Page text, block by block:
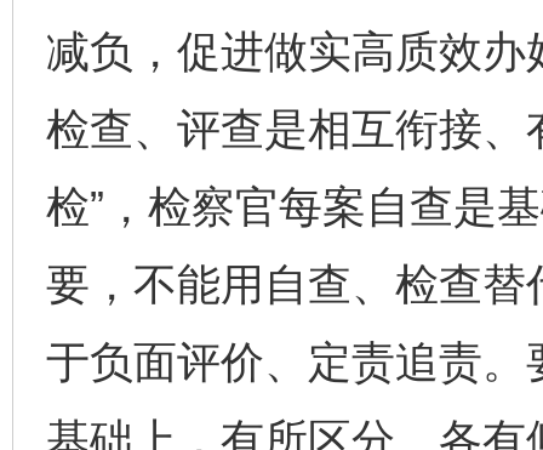
减负，促进做实高质效
检查、评查是相互衔接、
检”，检察官每案自查是
要，不能用自查、检查
于负面评价、定责追责
基础上，有所区分、各